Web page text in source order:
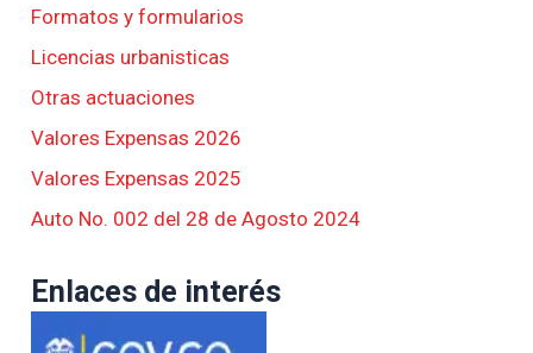
Formatos y formularios
Licencias urbanisticas
Otras actuaciones
Valores Expensas 2026
Valores Expensas 2025
Auto No. 002 del 28 de Agosto 2024
Enlaces de interés